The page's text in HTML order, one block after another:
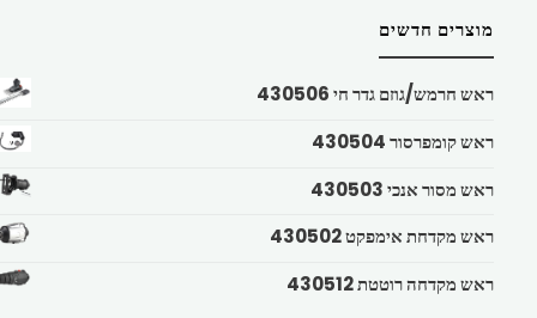
מוצרים חדשים
ראש חרמש/גוזם גדר חי 430506
ראש קומפרסור 430504
ראש מסור אנכי 430503
ראש מקדחת אימפקט 430502
ראש מקדחה רוטטת 430512